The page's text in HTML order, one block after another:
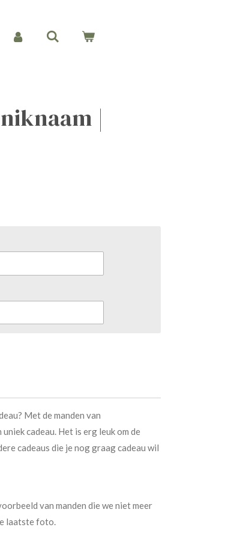
|
Met de manden van
cadeau. Het is erg leuk om de
cadeaus die je nog graag cadeau wil
van manden die we niet meer
laatste foto.